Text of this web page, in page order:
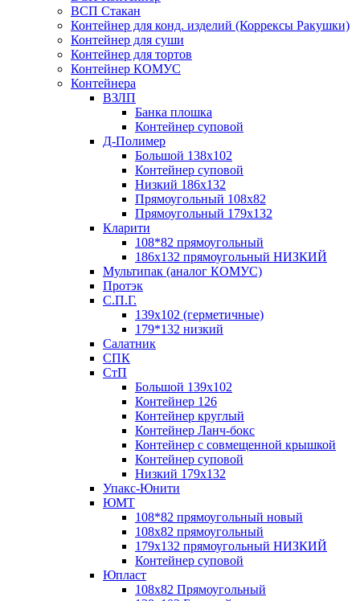
ВСП Стакан
Контейнер для конд. изделий (Коррексы Ракушки)
Контейнер для суши
Контейнер для тортов
Контейнер КОМУС
Контейнера
ВЗЛП
Банка плошка
Контейнер суповой
Д-Полимер
Большой 138х102
Контейнер суповой
Низкий 186х132
Прямоугольный 108х82
Прямоугольный 179х132
Кларити
108*82 прямоугольный
186х132 прямоугольный НИЗКИЙ
Мультипак (аналог КОМУС)
Протэк
С.П.Г.
139х102 (герметичные)
179*132 низкий
Салатник
СПК
СтП
Большой 139х102
Контейнер 126
Контейнер круглый
Контейнер Ланч-бокс
Контейнер с совмещенной крышкой
Контейнер суповой
Низкий 179х132
Упакс-Юнити
ЮМТ
108*82 прямоугольный новый
108х82 прямоугольный
179х132 прямоугольный НИЗКИЙ
Контейнер суповой
Юпласт
108х82 Прямоугольный